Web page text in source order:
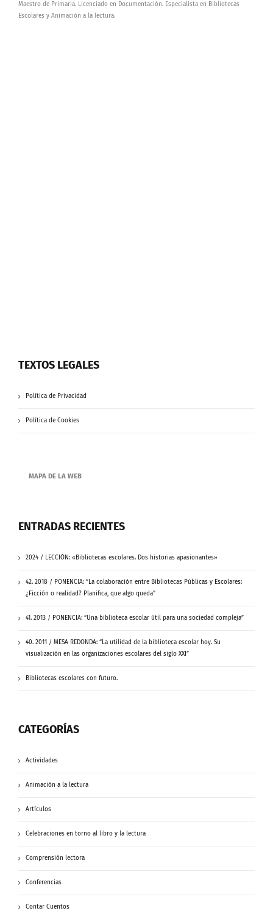
Maestro de Primaria. Licenciado en Documentación. Especialista en Bibliotecas
Escolares y Animación a la lectura.
TEXTOS LEGALES
Política de Privacidad
Política de Cookies
MAPA DE LA WEB
ENTRADAS RECIENTES
2024 / LECCIÓN: «Bibliotecas escolares. Dos historias apasionantes»
42. 2018 / PONENCIA: “La colaboración entre Bibliotecas Públicas y Escolares:
¿Ficción o realidad? Planifica, que algo queda”
41. 2013 / PONENCIA: “Una biblioteca escolar útil para una sociedad compleja”
40. 2011 / MESA REDONDA: “La utilidad de la biblioteca escolar hoy. Su
visualización en las organizaciones escolares del siglo XXI”
Bibliotecas escolares con futuro.
CATEGORÍAS
Actividades
Animación a la lectura
Artículos
Celebraciones en torno al libro y la lectura
Comprensión lectora
Conferencias
Contar Cuentos